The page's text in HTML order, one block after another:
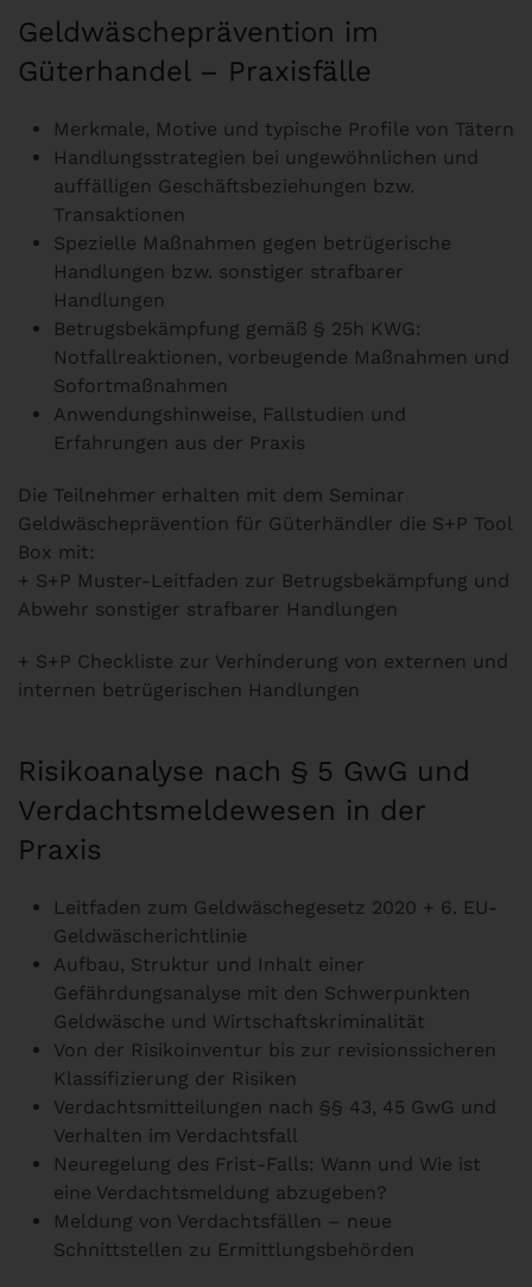
Geldwäscheprävention im
Güterhandel – Praxisfälle
Merkmale, Motive und typische Profile von Tätern
Handlungsstrategien bei ungewöhnlichen und
auffälligen Geschäftsbeziehungen bzw.
Transaktionen
Spezielle Maßnahmen gegen betrügerische
Handlungen bzw. sonstiger strafbarer
Handlungen
Betrugsbekämpfung gemäß § 25h KWG:
Notfallreaktionen, vorbeugende Maßnahmen und
Sofortmaßnahmen
Anwendungshinweise, Fallstudien und
Erfahrungen aus der Praxis
Die Teilnehmer erhalten mit dem Seminar
Geldwäscheprävention für Güterhändler die S+P Tool
Box mit:
+ S+P Muster-Leitfaden zur Betrugsbekämpfung und
Abwehr sonstiger strafbarer Handlungen
+ S+P Checkliste zur Verhinderung von externen und
internen betrügerischen Handlungen
Risikoanalyse nach § 5 GwG und
Verdachtsmeldewesen in der
Praxis
Leitfaden zum Geldwäschegesetz 2020 + 6. EU-
Geldwäscherichtlinie
Aufbau, Struktur und Inhalt einer
Gefährdungsanalyse mit den Schwerpunkten
Geldwäsche und Wirtschaftskriminalität
Von der Risikoinventur bis zur revisionssicheren
Klassifizierung der Risiken
Verdachtsmitteilungen nach §§ 43, 45 GwG und
Verhalten im Verdachtsfall
Neuregelung des Frist-Falls: Wann und Wie ist
eine Verdachtsmeldung abzugeben?
Meldung von Verdachtsfällen – neue
Schnittstellen zu Ermittlungsbehörden